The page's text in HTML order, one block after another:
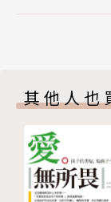
變有什麼用？
為的關鍵。而
法是什麼──
on）」。
第五部 叛逆
第10章 與叛逆
第11章 四種傾
第12章 與各
後記 無論個
其他人也